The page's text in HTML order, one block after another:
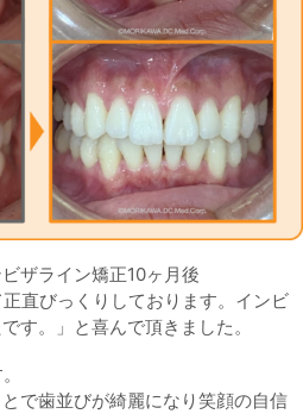
ザライン矯正10ヶ月後
正直びっくりしております。インビ
す。」と喜んで頂きました。
で歯並びが綺麗になり笑顔の自信